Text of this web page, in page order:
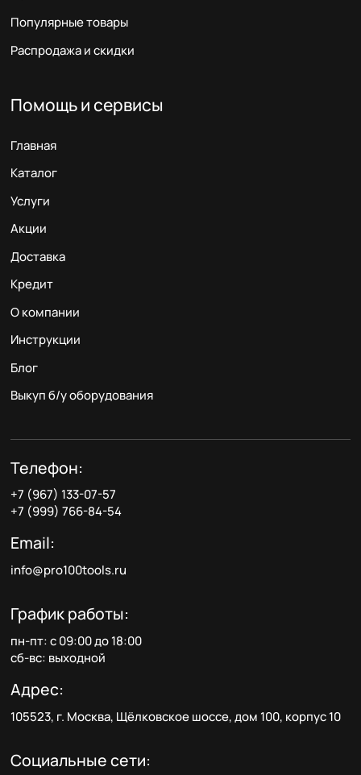
Популярные товары
Распродажа и скидки
Помощь и сервисы
Главная
Каталог
Услуги
Акции
Доставка
Кредит
О компании
Инструкции
Блог
Выкуп б/у оборудования
Телефон:
+7 (967) 133-07-57
+7 (999) 766-84-54
Email:
info@pro100tools.ru
График работы:
пн-пт: с 09:00 до 18:00
сб-вс: выходной
Адрес:
105523, г. Москва, Щёлковское шоссе, дом 100, корпус 10
Социальные сети: